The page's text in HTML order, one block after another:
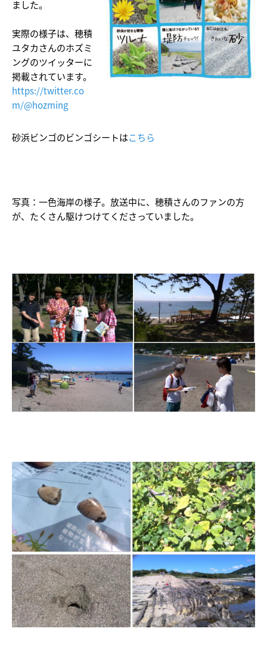
ました。
実際の様子は、穂積
ユタカさんのホズミ
ングのツイッターに
掲載されています。
https://twitter.co
m/@hozming
砂浜ビンゴのビンゴシートはこちら
写真：一色海岸の様子。放送中に、穂積さんのファンの方
が、たくさん駆けつけてくださっていました。